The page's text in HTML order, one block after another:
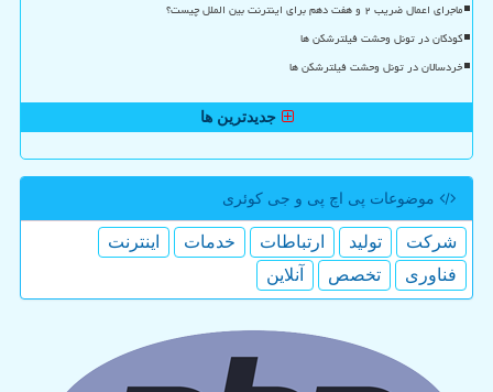
ماجرای اعمال ضریب ۲ و هفت دهم برای اینترنت بین الملل چیست؟
کودکان در تونل وحشت فیلترشکن ها
خردسالان در تونل وحشت فیلترشکن ها
جدیدترین ها
موضوعات پی اچ پی و جی كوئری
شركت تولید ارتباطات خدمات
اینترنت
فناوری
تخصص آنلاین